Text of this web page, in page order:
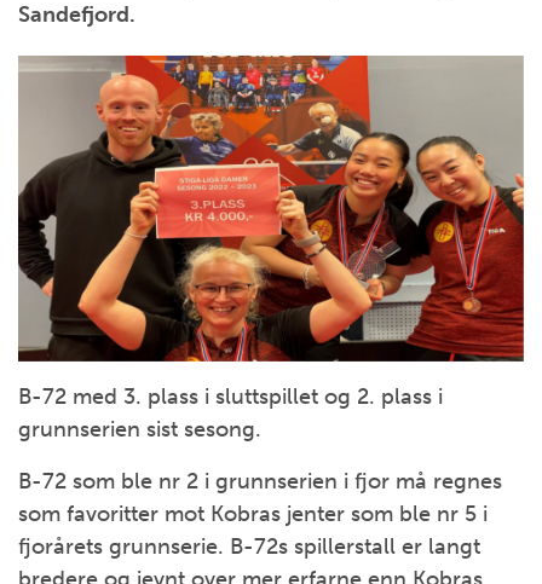
Sandefjord.
B-72 med 3. plass i sluttspillet og 2. plass i
grunnserien sist sesong.
B-72 som ble nr 2 i grunnserien i fjor må regnes
som favoritter mot Kobras jenter som ble nr 5 i
fjorårets grunnserie. B-72s spillerstall er langt